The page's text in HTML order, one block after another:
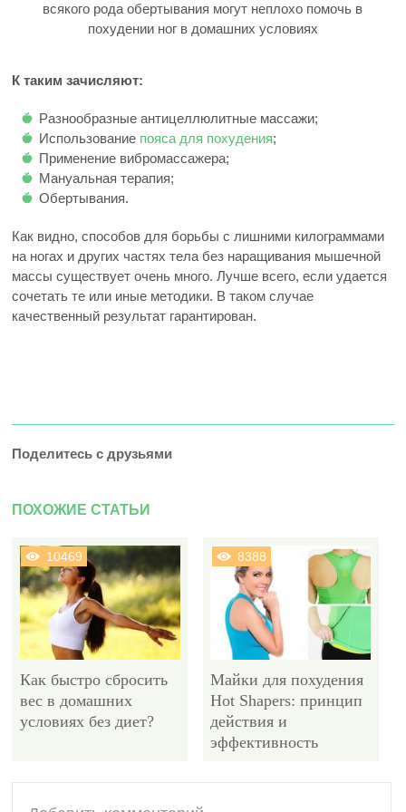
всякого рода обертывания могут неплохо помочь в
похудении ног в домашних условиях
К таким зачисляют:
Разнообразные антицеллюлитные массажи;
Использование пояса для похудения;
Применение вибромассажера;
Мануальная терапия;
Обертывания.
Как видно, способов для борьбы с лишними килограммами
на ногах и других частях тела без наращивания мышечной
массы существует очень много. Лучше всего, если удается
сочетать те или иные методики. В таком случае
качественный результат гарантирован.
Поделитесь с друзьями
ПОХОЖИЕ СТАТЬИ
10469
Как быстро сбросить
вес в домашних
условиях без диет?
8388
Майки для похудения
Hot Shapers: принцип
действия и
эффективность